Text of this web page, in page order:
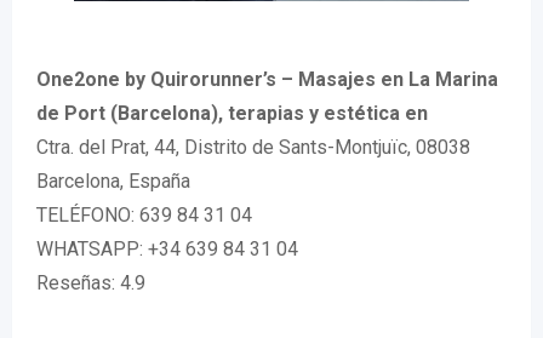
One2one by Quirorunner’s – Masajes en La Marina
de Port (Barcelona), terapias y estética en
Ctra. del Prat, 44, Distrito de Sants-Montjuïc, 08038
Barcelona, España
TELÉFONO: 639 84 31 04
WHATSAPP: +34 639 84 31 04
Reseñas: 4.9